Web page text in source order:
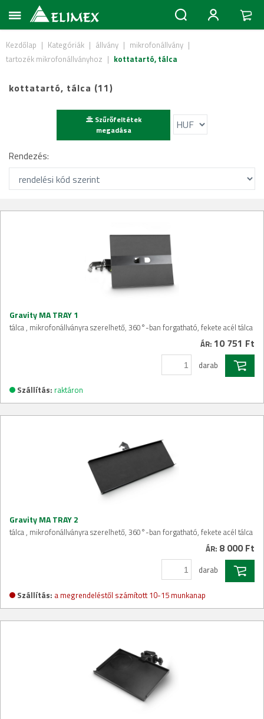
Kezdőlap | Kategóriák | állvány | mikrofonállvány |
tartozék mikrofonállványhoz | kottatartó, tálca
kottatartó, tálca (11)
Szűrőfeltétek
megadása
Rendezés:
Gravity MA TRAY 1
tálca , mikrofonállványra szerelhető, 360°-ban forgatható, fekete acél tálca
ÁR: 10 751 Ft
darab
Szállítás: raktáron
Gravity MA TRAY 2
tálca , mikrofonállványra szerelhető, 360°-ban forgatható, fekete acél tálca
ÁR: 8 000 Ft
darab
Szállítás: a megrendeléstől számított 10-15 munkanap